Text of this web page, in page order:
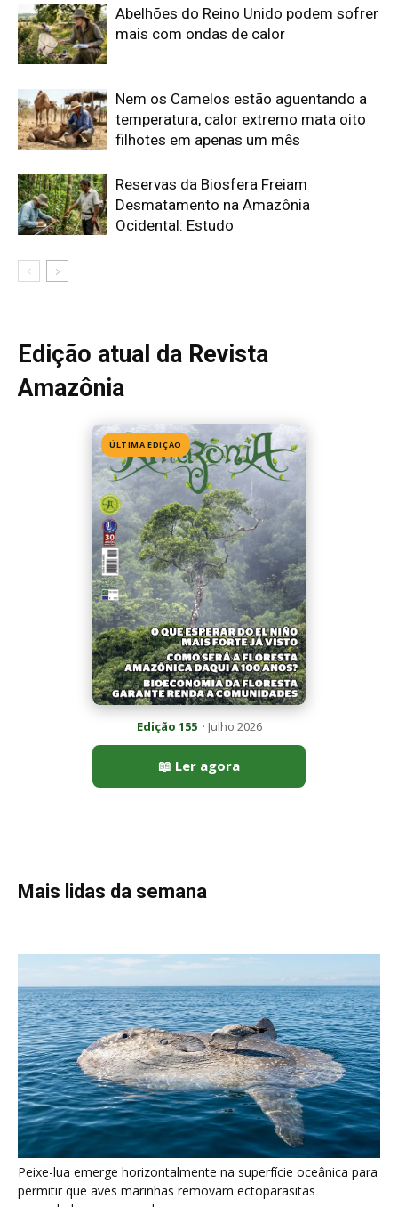
Edição atual da Revista
Amazônia
Edição 155· Julho 2026
📖 Ler agora
Mais lidas da semana
Peixe-lua emerge horizontalmente na superfície oceânica para
permitir que aves marinhas removam ectoparasitas
Seriema utiliza pernas longas e arremessa serpentes contra
rochas para subjugar presas peçonhentas nos campos